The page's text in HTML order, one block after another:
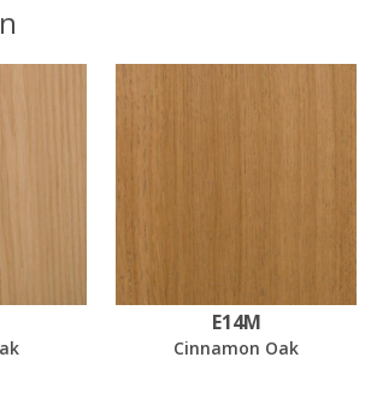
E14M
Cinnamon Oak